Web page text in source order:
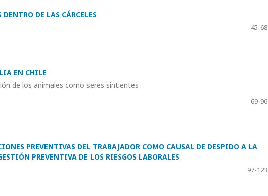
DE LAS CÁRCELES
45-68
EN CHILE
de los animales como seres sintientes
69-96
PREVENTIVAS DEL TRABAJADOR COMO CAUSAL DE DESPIDO A LA
PREVENTIVA DE LOS RIESGOS LABORALES
97-123